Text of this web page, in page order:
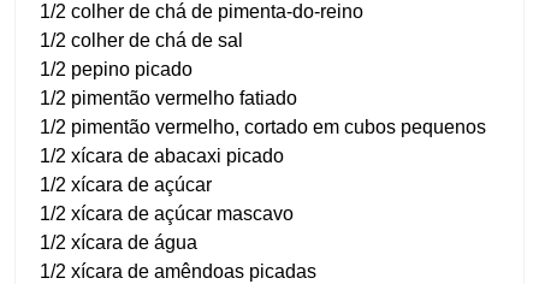
1/2 colher de chá de pimenta-do-reino
1/2 colher de chá de sal
1/2 pepino picado
1/2 pimentão vermelho fatiado
1/2 pimentão vermelho, cortado em cubos pequenos
1/2 xícara de abacaxi picado
1/2 xícara de açúcar
1/2 xícara de açúcar mascavo
1/2 xícara de água
1/2 xícara de amêndoas picadas